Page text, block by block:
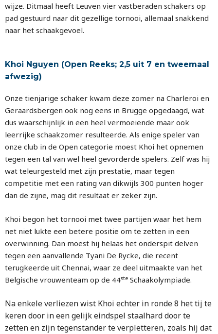
wijze. Ditmaal heeft Leuven vier vastberaden schakers op
pad gestuurd naar dit gezellige tornooi, allemaal snakkend
naar het schaakgevoel.
Khoi Nguyen (Open Reeks; 2,5 uit 7 en tweemaal
afwezig)
Onze tienjarige schaker kwam deze zomer na Charleroi en
Geraardsbergen ook nog eens in Brugge opgedaagd, wat
dus waarschijnlijk in een heel vermoeiende maar ook
leerrijke schaakzomer resulteerde. Als enige speler van
onze club in de Open categorie moest Khoi het opnemen
tegen een tal van wel heel gevorderde spelers. Zelf was hij
wat teleurgesteld met zijn prestatie, maar tegen
competitie met een rating van dikwijls 300 punten hoger
dan de zijne, mag dit resultaat er zeker zijn.
Khoi begon het tornooi met twee partijen waar het hem
net niet lukte een betere positie om te zetten in een
overwinning. Dan moest hij helaas het onderspit delven
tegen een aanvallende Tyani De Rycke, die recent
terugkeerde uit Chennai, waar ze deel uitmaakte van het
Belgische vrouwenteam op de 44ste Schaakolympiade.
Na enkele verliezen wist Khoi echter in ronde 8 het tij te
keren door in een gelijk eindspel staalhard door te
zetten en zijn tegenstander te verpletteren, zoals hij dat